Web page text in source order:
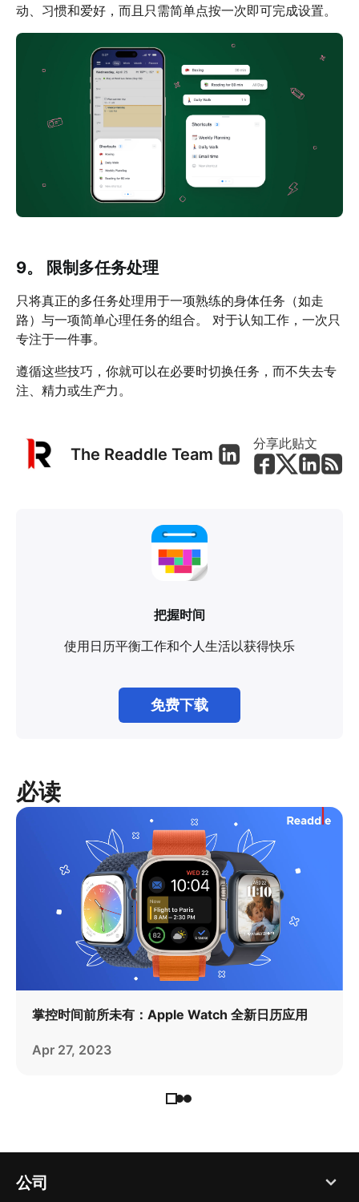
动、习惯和爱好，而且只需简单点按一次即可完成设置。
9。 限制多任务处理
只将真正的多任务处理用于一项熟练的身体任务（如走
路）与一项简单心理任务的组合。 对于认知工作，一次只
专注于一件事。
遵循这些技巧，你就可以在必要时切换任务，而不失去专
注、精力或生产力。
The Readdle Team
分享此贴文
把握时间
使用日历平衡工作和个人生活以获得快乐
免费下载
必读
掌控时间前所未有：Apple Watch 全新日历应用
Apr 27, 2023
公司